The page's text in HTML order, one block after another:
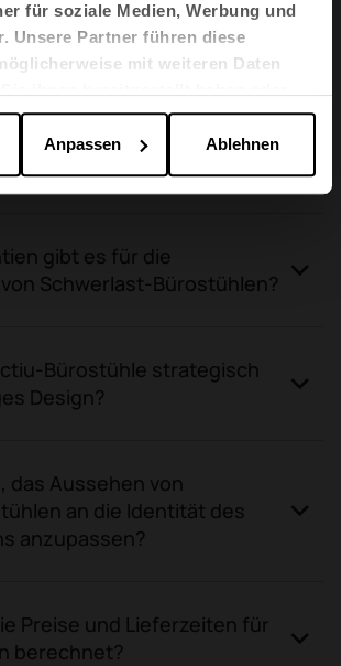
für soziale Medien, Werbung und
Unsere Partner führen diese
mit weiteren Daten
Ihrer Nutzung der Dienste
Anpassen Ablehnen
sich ergonomische
Managementstühlen?
Schreibtischstühle
aufwerten?
gibt es für die
Schwerlast-Bürostühlen?
Bürostühle strategisch
Design?
das Aussehen von
an die Identität des
anzupassen?
Preise und Lieferzeiten für
berechnet?